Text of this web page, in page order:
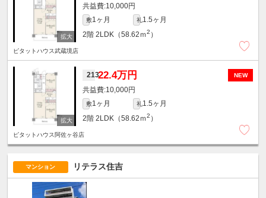
10,000円
敷1ヶ月 礼1.5ヶ月
2階 2LDK（58.62ｍ2 ）
ピタットハウス武蔵境店
NEW
21322.4万円
10,000円
敷1ヶ月 礼1.5ヶ月
2階 2LDK（58.62ｍ2 ）
ピタットハウス阿佐ヶ谷店
マンション リテラス住吉